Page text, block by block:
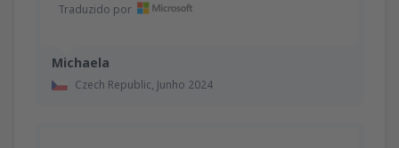
Michaela
Czech Republic, Junho 2024
Traduzido por